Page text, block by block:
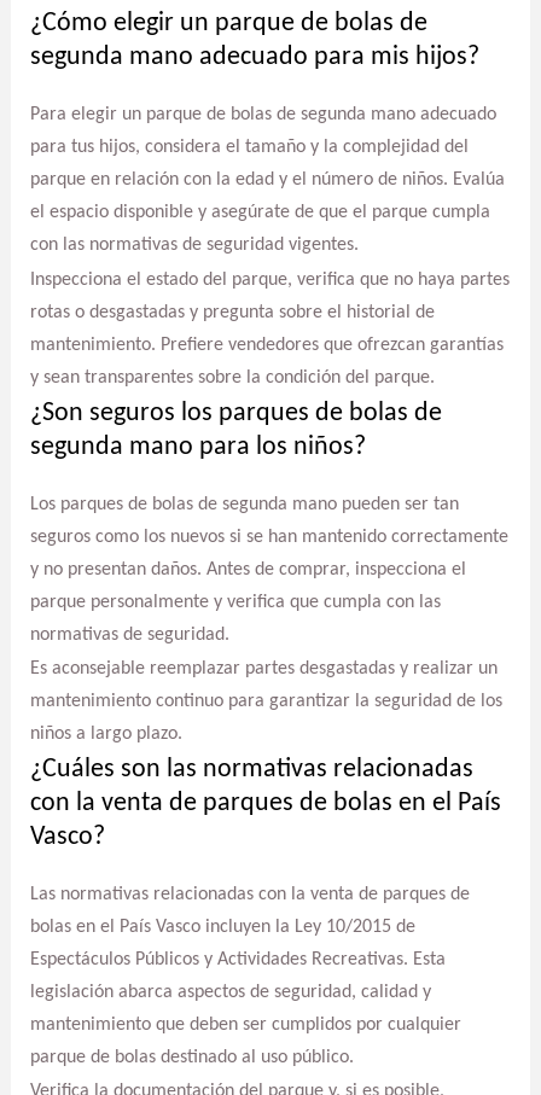
¿Cómo elegir un parque de bolas de
segunda mano adecuado para mis hijos?
Para elegir un parque de bolas de segunda mano adecuado
para tus hijos, considera el tamaño y la complejidad del
parque en relación con la edad y el número de niños. Evalúa
el espacio disponible y asegúrate de que el parque cumpla
con las normativas de seguridad vigentes.
Inspecciona el estado del parque, verifica que no haya partes
rotas o desgastadas y pregunta sobre el historial de
mantenimiento. Prefiere vendedores que ofrezcan garantías
y sean transparentes sobre la condición del parque.
¿Son seguros los parques de bolas de
segunda mano para los niños?
Los parques de bolas de segunda mano pueden ser tan
seguros como los nuevos si se han mantenido correctamente
y no presentan daños. Antes de comprar, inspecciona el
parque personalmente y verifica que cumpla con las
normativas de seguridad.
Es aconsejable reemplazar partes desgastadas y realizar un
mantenimiento continuo para garantizar la seguridad de los
niños a largo plazo.
¿Cuáles son las normativas relacionadas
con la venta de parques de bolas en el País
Vasco?
Las normativas relacionadas con la venta de parques de
bolas en el País Vasco incluyen la Ley 10/2015 de
Espectáculos Públicos y Actividades Recreativas. Esta
legislación abarca aspectos de seguridad, calidad y
mantenimiento que deben ser cumplidos por cualquier
parque de bolas destinado al uso público.